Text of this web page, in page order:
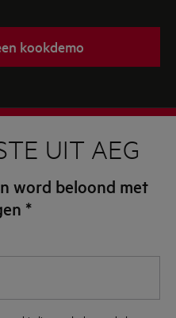
kookdemo
UIT AEG
word beloond met
*